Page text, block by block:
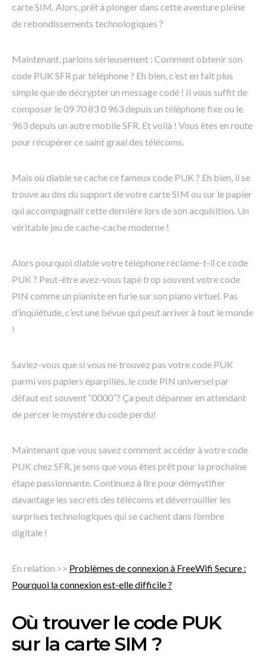
carte SIM. Alors, prêt à plonger dans cette aventure pleine
de rebondissements technologiques ?
Maintenant, parlons sérieusement : Comment obtenir son
code PUK SFR par téléphone ? Eh bien, c’est en fait plus
simple que de décrypter un message codé ! Il vous suffit de
composer le 09 70 83 0 963 depuis un téléphone fixe ou le
963 depuis un autre mobile SFR. Et voilà ! Vous êtes en route
pour récupérer ce saint graal des télécoms.
Mais où diable se cache ce fameux code PUK ? Eh bien, il se
trouve au dos du support de votre carte SIM ou sur le papier
qui accompagnait cette dernière lors de son acquisition. Un
véritable jeu de cache-cache moderne !
Alors pourquoi diable votre téléphone réclame-t-il ce code
PUK ? Peut-être avez-vous tapé trop souvent votre code
PIN comme un pianiste en furie sur son piano virtuel. Pas
d’inquiétude, c’est une bévue qui peut arriver à tout le monde
!
Saviez-vous que si vous ne trouvez pas votre code PUK
parmi vos papiers éparpillés, le code PIN universel par
défaut est souvent “0000”? Ça peut dépanner en attendant
de percer le mystère du code perdu!
Maintenant que vous savez comment accéder à votre code
PUK chez SFR, je sens que vous êtes prêt pour la prochaine
étape passionnante. Continuez à lire pour démystifier
davantage les secrets des télécoms et déverrouiller les
surprises technologiques qui se cachent dans l’ombre
digitale !
En relation >> Problèmes de connexion à FreeWifi Secure :
Pourquoi la connexion est-elle difficile ?
Où trouver le code PUK
sur la carte SIM ?